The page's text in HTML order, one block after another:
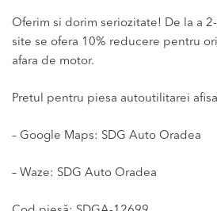
Oferim si dorim seriozitate! De la a
site se ofera 10% reducere pentru
afara de motor.
Pretul pentru piesa autoutilitarei
– Google Maps: SDG Auto Oradea
– Waze: SDG Auto Oradea